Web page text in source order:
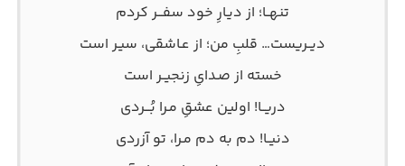
تنهــا؛ از دیـارِ خود سفـــر کردم
دیــریست… قلبِ من؛ از عـاشقی، سیـر است
خسته از صـدایِ زنجیــر است
دریــا! اولین عشقِ مـرا بُـــردی
دنیــا! دم به دم مـرا، تو آزردی